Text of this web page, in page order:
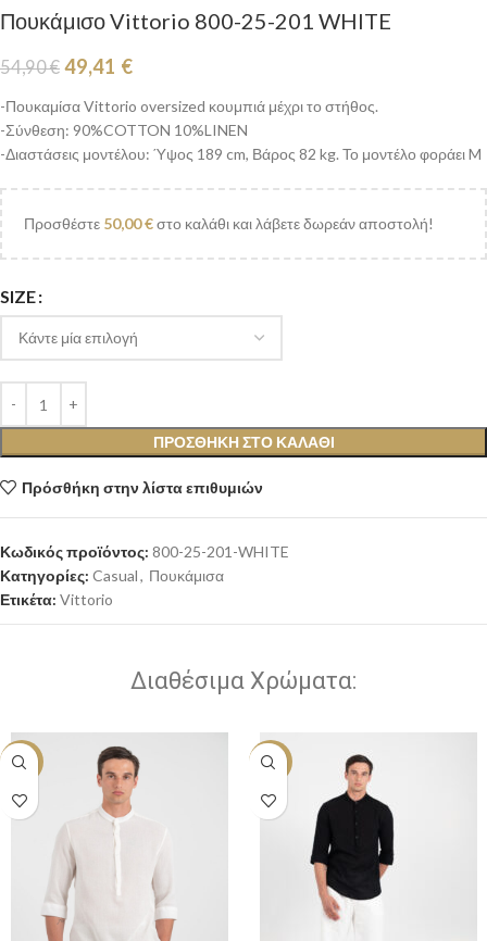
Πουκάμισο Vittorio 800-25-201 WHITE
54,90€ 49,41 €
-Πουκαμίσα Vittorio oversized κουμπιά μέχρι το στήθος.
-Σύνθεση: 90%COTTON 10%LINEN
-Διαστάσεις μοντέλου: Ύψος 189 cm, Βάρος 82 kg. Το μοντέλο φοράει M
Προσθέστε 50,00€στο καλάθι και λάβετε δωρεάν αποστολή!
SIZE
ΠΡΟΣΘΉΚΗ ΣΤΟ ΚΑΛΆΘΙ
Πρόσθήκη στην λίστα επιθυμιών
Κωδικός προϊόντος: 800-25-201-WHITE
Κατηγορίες: Casual, Πουκάμισα
Ετικέτα: Vittorio
Διαθέσιμα Χρώματα:
-10% -10%